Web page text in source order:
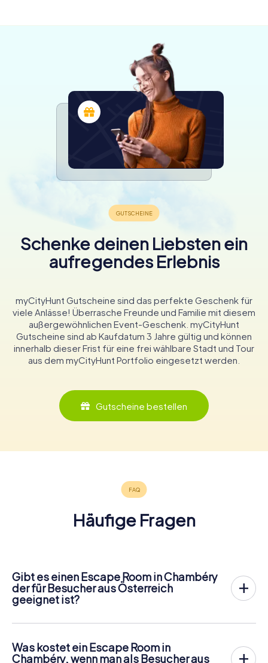
Schenke deinen Liebsten ein
aufregendes Erlebnis
myCityHunt Gutscheine sind das perfekte Geschenk für
viele Anlässe! Überrasche Freunde und Familie mit diesem
außergewöhnlichen Event-Geschenk. myCityHunt
Gutscheine sind ab Kaufdatum 3 Jahre gültig und können
innerhalb dieser Frist für eine frei wählbare Stadt und Tour
aus dem myCityHunt Portfolio eingesetzt werden.
Gutscheine bestellen
Häufige Fragen
Gibt es einen Escape Room in Chambéry
der für Besucher aus Österreich
geeignet ist?
Escape Game in der Innenstadt von Chambéryzu spielen!
Anders als bei einem klassischen Escape Room, bei dem
die Spieler in einen kleinen Raum eingesperrt werden,
Was kostet ein Escape Room in
Chambéry, wenn man als Besucher aus